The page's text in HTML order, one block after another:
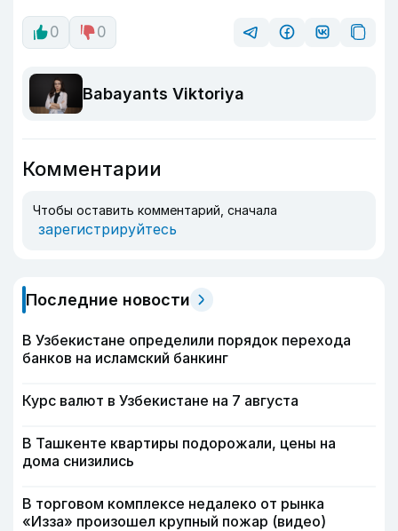
0 0
Babayants Viktoriya
Комментарии
Чтобы оставить комментарий, сначала
зарегистрируйтесь
Последние новости
В Узбекистане определили порядок перехода
банков на исламский банкинг
Курс валют в Узбекистане на 7 августа
В Ташкенте квартиры подорожали, цены на
дома снизились
В торговом комплексе недалеко от рынка
«Изза» произошел крупный пожар (видео)